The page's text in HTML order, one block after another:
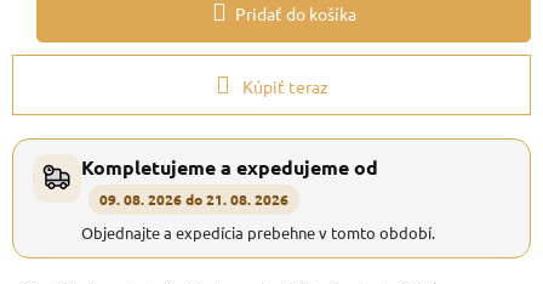
Pridať do košíka
Kúpiť teraz
Kompletujeme a expedujeme od
09. 08. 2026 do 21. 08. 2026
Objednajte a expedícia prebehne v tomto období.